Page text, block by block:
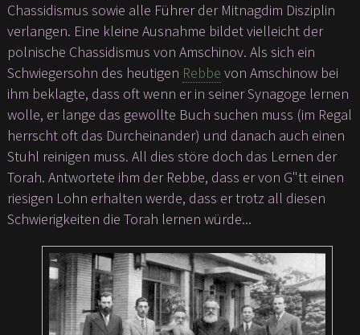
Chassidismus sowie alle Führer der Mitnagdim Disziplin
verlangen. Eine kleine Ausnahme bildet vielleicht der
polnische Chassidismus von Amschinov. Als sich ein
Schwiegersohn des heutigen Rebbe von Amschinow bei
ihm beklagte, dass oft wenn er in seiner Synagoge lernen
wolle, er lange das gewollte Buch suchen muss (im Regal
herrscht oft das Durcheinander) und danach auch einen
Stuhl reinigen muss. All dies störe doch das Lernen der
Torah. Antwortete ihm der Rebbe, dass er von G"tt einen
riesigen Lohn erhalten werde, dass er trotz all diesen
Schwierigkeiten die Torah lernen würde...